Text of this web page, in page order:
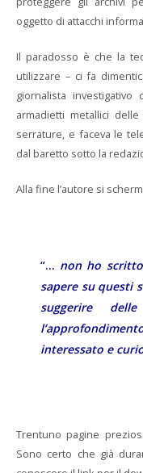
oggetto di attacchi
Il paradosso è che la
utilizzare – ci fa
giornalista
armadietti metallici
serrature, e faceva le
dal baretto sotto la
Alla fine l’autore si
“… non ho
sapere su questi
suggerire
interessato e
Trentuno pagine
Sono certo che già